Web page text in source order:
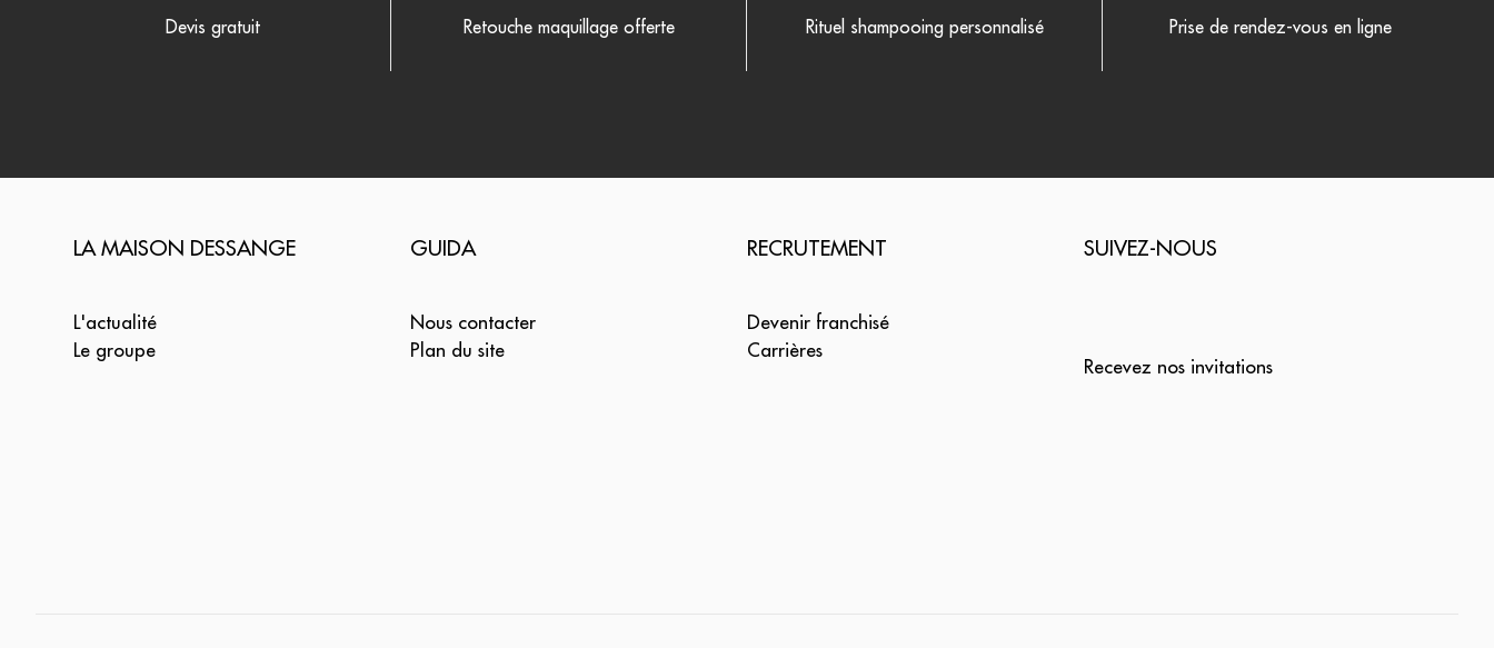
Devis gratuit Retouche maquillage offerte Rituel shampooing personnalisé Prise de rendez-vous en ligne
LA MAISON DESSANGE
L'actualité
Le groupe
GUIDA
Nous contacter
Plan du site
RECRUTEMENT
Devenir franchisé
Carrières
SUIVEZ-NOUS
Recevez nos invitations